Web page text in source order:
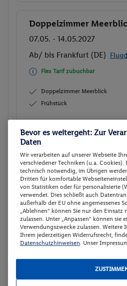
Buchen
Doppelzimmer
07.05. - 14.05.2027
Ab/ bis Frankfurt (DE)
Flex Tarif zubuchbar
Doppelzimmer Meerblick
Frühstück
GmbH
Veranstalters
Buchen
Doppelzimmer
07.05. - 14.05.2027
Ab/ bis Frankfurt (DE)
Flex Tarif zubuchbar
Doppelzimmer Meerblick
Bevor es weitergeht: Zur
Daten
Wir verarbeiten auf unserer Webseite
verschiedener Techniken (u.a. Cookies).
technisch notwendig, im Übrigen
Dritten für komfortable
von Statistiken oder für personalisierte
verwendet. Dies schließt auch
außerhalb der EU ohne angemessenes
„Ablehnen“ können Sie nur den
zulassen. Unter „Anpassen“ können sie
Verwendungszwecke zulassen. Weitere
Ihrem jederzeitigen Widerrufsrecht,
Datenschutzhinweisen . Unser